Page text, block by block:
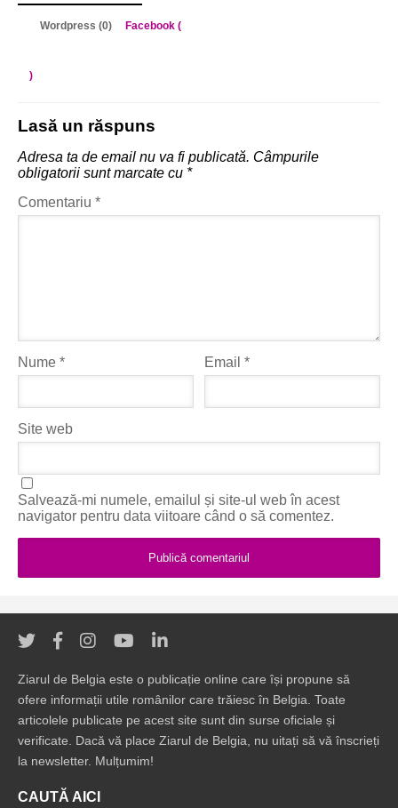
Wordpress (0) Facebook (
)
Lasă un răspuns
Adresa ta de email nu va fi publicată. Câmpurile
obligatorii sunt marcate cu *
Comentariu *
Nume * Email*
Site web
Salvează-mi numele, emailul și site-ul web în acest
navigator pentru data viitoare când o să comentez.
Ziarul de Belgia este o publicație online care își propune să
ofere informații utile românilor care trăiesc în Belgia. Toate
articolele publicate pe acest site sunt din surse oficiale și
verificate. Dacă vă place Ziarul de Belgia, nu uitați să vă înscrieți
la newsletter. Mulțumim!
CAUTĂ AICI